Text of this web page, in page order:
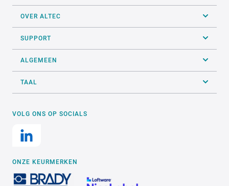
OVER ALTEC
SUPPORT
ALGEMEEN
TAAL
VOLG ONS OP SOCIALS
ONZE KEURMERKEN